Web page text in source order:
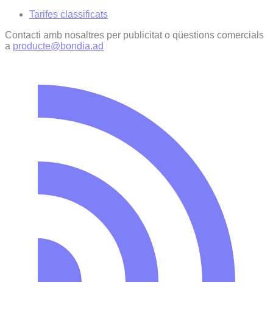
Tarifes classificats
Contacti amb nosaltres per publicitat o qüestions comercials
a producte@bondia.ad